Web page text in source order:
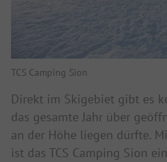
TCS Camping Sion
Direkt im Skigebiet gibt es
das gesamte Jahr über
an der Höhe liegen dürfte.
ist das TCS Camping Sion